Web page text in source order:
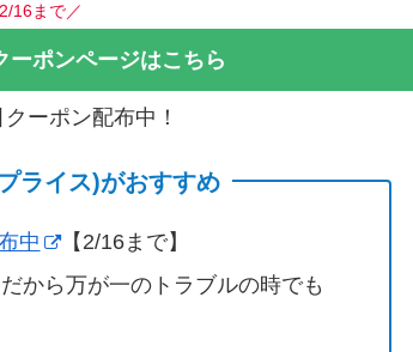
16まで／
ーポンページはこちら
ーポン配布中！
ライス)がおすすめ
中
【2/16まで】
から万が一のトラブルの時でも